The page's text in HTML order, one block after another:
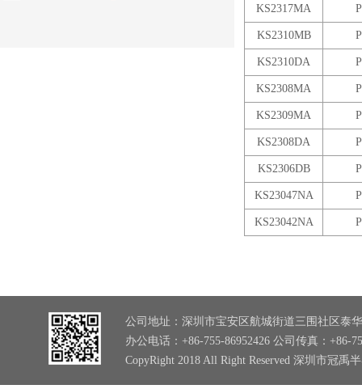
KS2317MA P
KS2310MB P
KS2310DA P
KS2308MA P
KS2309MA P
KS2308DA P
KS2306DB P
KS23047NA P
KS23042NA P
公司地址：深圳市宝安区航城街道三围社区泰
办公电话：+86-755-86952426 公司传真：+86-
CopyRight 2018 All Right Reserved 深圳市冠禹